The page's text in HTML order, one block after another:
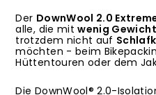
Der DownWool 2.0
alle, die mitwenig Gewicht
trotzdem nicht auf
möchten - beim
Hüttentouren oder dem
Die DownWool® 2.0-